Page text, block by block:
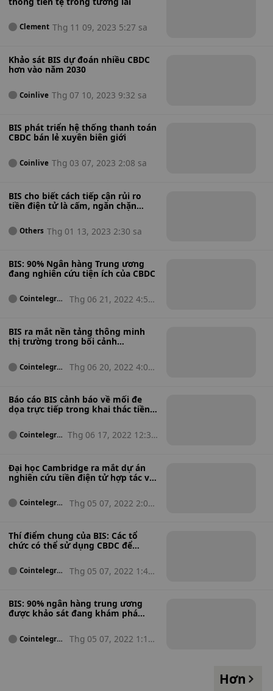
Clement Thg 11 09, 2023 5:27 sa
Khảo sát BIS dự đoán nhiều CBDC
hơn vào năm 2030
Coinlive Thg 07 10, 2023 9:32 sa
BIS phát triển hệ thống thanh toán
CBDC bán lẻ xuyên biên giới
Coinlive Thg 03 07, 2023 2:08 sa
BIS cho biết cách tiếp cận rủi ro
tiền điện tử là cấm, ngăn chặn
Others Thg 01 13, 2023 2:30 sa
BIS: 90% Ngân hàng Trung ương
đang nghiên cứu tiện ích của CBDC
Cointelegrap
Thg 06 21, 2022 4:50
BIS ra mắt nền tảng thông minh
thị trường trong bối cảnh
Cointelegrap
Thg 06 20, 2022 4:03
Báo cáo BIS cảnh báo về mối đe
dọa trực tiếp trong khai thác tiền
Cointelegra
Thg 06 17, 2022 12:37
Đại học Cambridge ra mắt dự án
nghiên cứu tiền điện tử hợp tác với
Cointelegrap
Thg 05 07, 2022 2:03
Thí điểm chung của BIS: Các tổ
chức có thể sử dụng CBDC để
Cointelegrap
Thg 05 07, 2022 1:45
BIS: 90% ngân hàng trung ương
được khảo sát đang khám phá
Cointelegrap
Thg 05 07, 2022 1:17
Hơn